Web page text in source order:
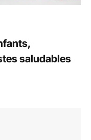
saludables